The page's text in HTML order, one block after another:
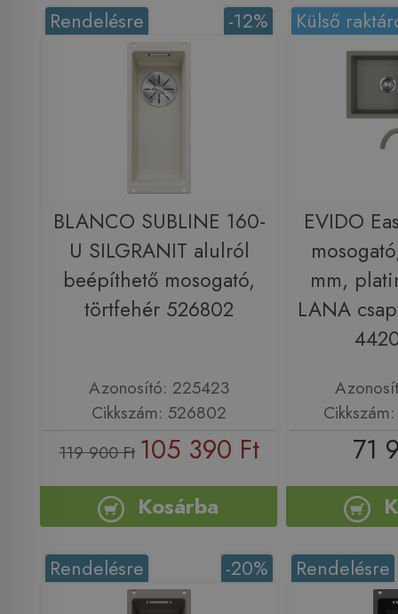
-12%
Rendelésre
BLANCO SUBLINE 160-
U SILGRANIT alulról
beépíthető mosogató,
törtfehér 526802
Azonosító: 225423
Cikkszám: 526802
119 900 Ft 105 390 Ft
Kosárba
Külső
EVIDO
mm,
LANA
71
-20%
Rendelésre Rendelésre